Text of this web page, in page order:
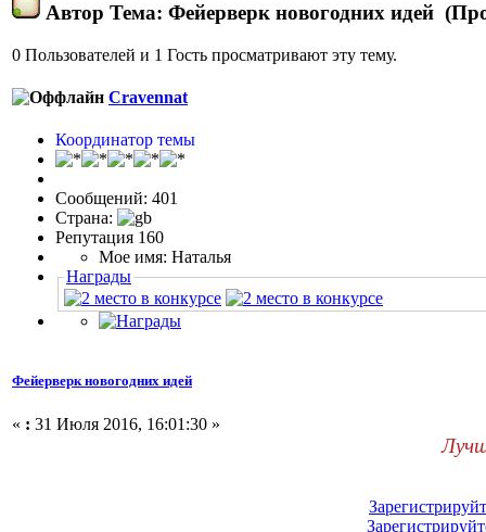
Автор Тема: Фейерверк новогодних идей
0 Пользователей и 1 Гость просматривают эту тему.
Cravennat
Координатор темы
Сообщений: 401
Страна:
Репутация 160
Мое имя: Наталья
Награды
Фейерверк новогодних идей
« : 31 Июля 2016, 16:01:30 »